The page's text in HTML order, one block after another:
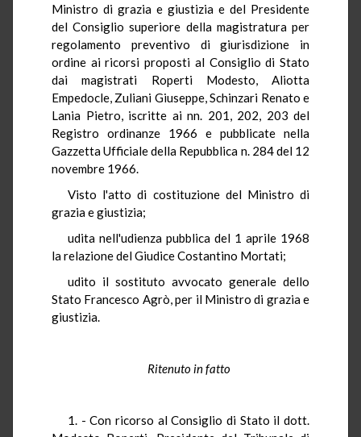
Ministro di grazia e giustizia e del Presidente
del Consiglio superiore della magistratura per
regolamento preventivo di giurisdizione in
ordine ai ricorsi proposti al Consiglio di Stato
dai magistrati Roperti Modesto, Aliotta
Empedocle, Zuliani Giuseppe, Schinzari Renato e
Lania Pietro, iscritte ai nn. 201, 202, 203 del
Registro ordinanze 1966 e pubblicate nella
Gazzetta Ufficiale della Repubblica n. 284 del 12
novembre 1966.
Visto l'atto di costituzione del Ministro di
grazia e giustizia;
udita nell'udienza pubblica del 1 aprile 1968
la relazione del Giudice Costantino Mortati;
udito il sostituto avvocato generale dello
Stato Francesco Agrò, per il Ministro di grazia e
giustizia.
Ritenuto in fatto
1. - Con ricorso al Consiglio di Stato il dott.